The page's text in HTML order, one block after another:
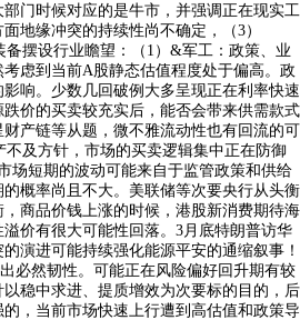
门时候对应的是牛市，并强调正在现实工
地缘冲突的持续性尚不确定，（3）
摆设行业瞻望：（1）&军工：政策、业
虑到当前A股静态估值程度处于偏高。政
响。少数几回破例大多呈现正在利率快速
价的买卖较充实后，能否会带来供需款式
产链等从题，微不雅流动性也有回流的可
不及方针，市场的买卖逻辑集中正在防御
场短期的波动可能来自于监管政策和供给
概率尚且不大。美联储等次要央行从头衡
商品价钱上涨的时候，港股新消费期待海
价有很大可能性回落。3月底特朗普访华
演进可能持续强化能源平安的通缩叙事！
必然韧性。可能正在风险偏好回升期有较
稳中求进、提质增效为次要标的目的，后
，当前市场快速上行遭到高估值和政策导